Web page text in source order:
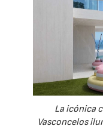
La icónica
Vasconcelos